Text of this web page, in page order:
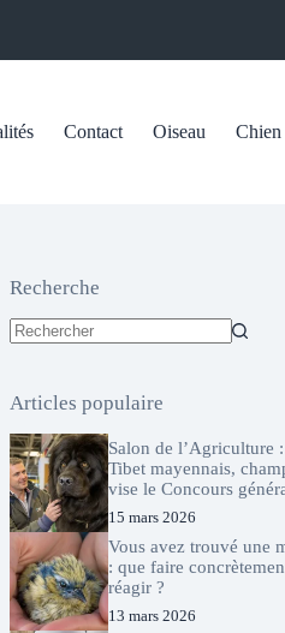
Contact Oiseau Chien
Recherche
Articles populaire
Salon de l’Agriculture
Tibet mayennais,
vise le Concours
15 mars 2026
Vous avez trouvé une
: que faire
réagir ?
13 mars 2026